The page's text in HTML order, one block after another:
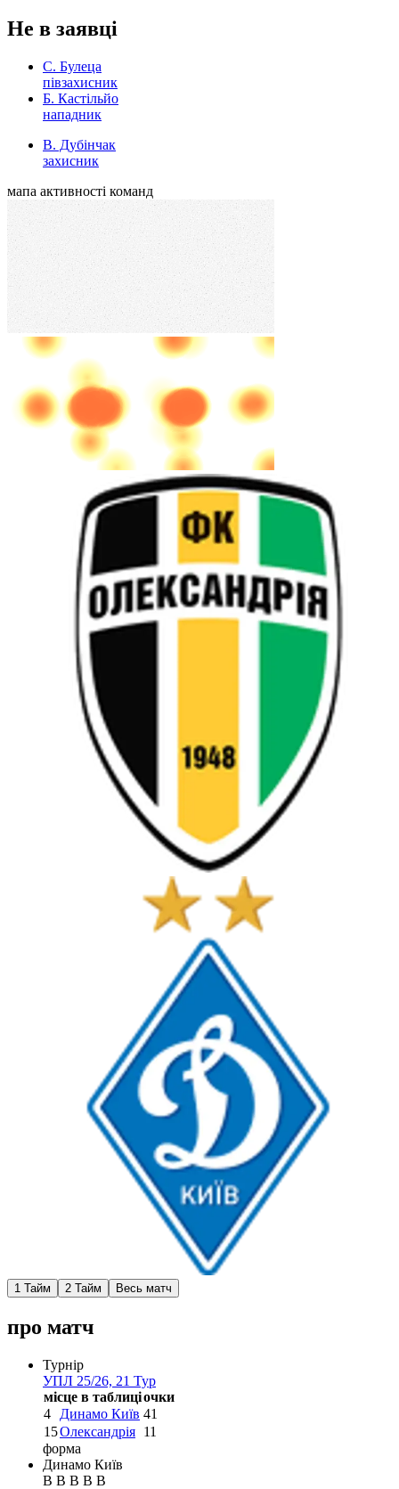
Не в заявці
С. Булеца
півзахисник
Б. Кастільйо
нападник
В. Дубінчак
захисник
мапа активності команд
1 Тайм 2 Тайм Весь матч
про матч
Турнір
УПЛ 25/26, 21 Тур
місце в таблиціочки
4
Динамо Київ 41
15Олександрія 11
форма
Динамо Київ
В В В В В